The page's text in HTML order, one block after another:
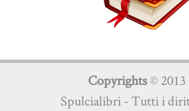
Copyrights© 2013
Spulcialibri - Tutti i